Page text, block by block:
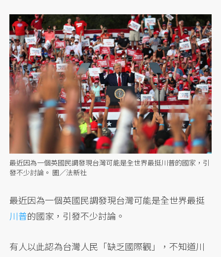
最近因為一個英國民調發現台灣可能是全世界最挺川普的國家，引
發不少討論。 圖／法新社
最近因為一個英國民調發現台灣可能是全世界最挺
川普的國家，引發不少討論。
有人以此認為台灣人民「缺乏國際觀」，不知道川